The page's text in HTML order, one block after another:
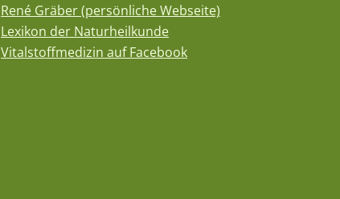
René Gräber (persönliche Webseite)
Lexikon der Naturheilkunde
Vitalstoffmedizin auf Facebook